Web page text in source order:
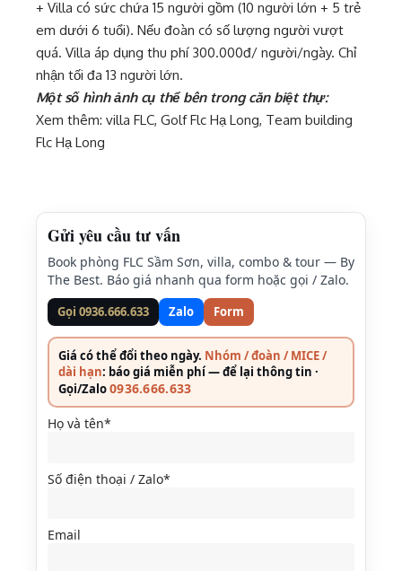
+ Villa có sức chứa 15 người gồm (10 người lớn + 5 trẻ
em dưới 6 tuổi). Nếu đoàn có số lượng người vượt
quá. Villa áp dụng thu phí 300.000đ/ người/ngày. Chỉ
nhận tối đa 13 người lớn.
Một số hình ảnh cụ thể bên trong căn biệt thự:
Xem thêm: villa FLC, Golf Flc Hạ Long, Team building
Flc Hạ Long
Gửi yêu cầu tư vấn
Book phòng FLC Sầm Sơn, villa, combo & tour — By
The Best. Báo giá nhanh qua form hoặc gọi / Zalo.
Gọi 0936.666.633 Zalo Form
Giá có thể đổi theo ngày. Nhóm / đoàn / MICE /
dài hạn: báo giá miễn phí — để lại thông tin ·
Gọi/Zalo0936.666.633
Họ và tên*
Số điện thoại / Zalo*
Email